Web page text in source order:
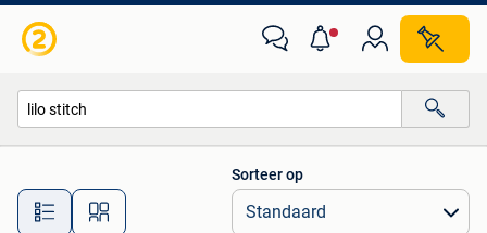
Alle afstanden…
Sorteer op